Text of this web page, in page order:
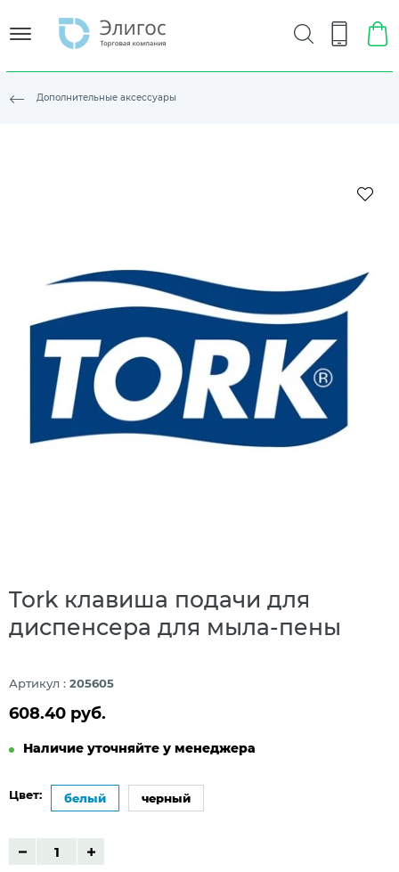
Дополнительные аксессуары
Tork клавиша подачи для
диспенсера для мыла-пены
Артикул : 205605
608.40 руб.
Наличие уточняйте у менеджера
Цвет: белый черный